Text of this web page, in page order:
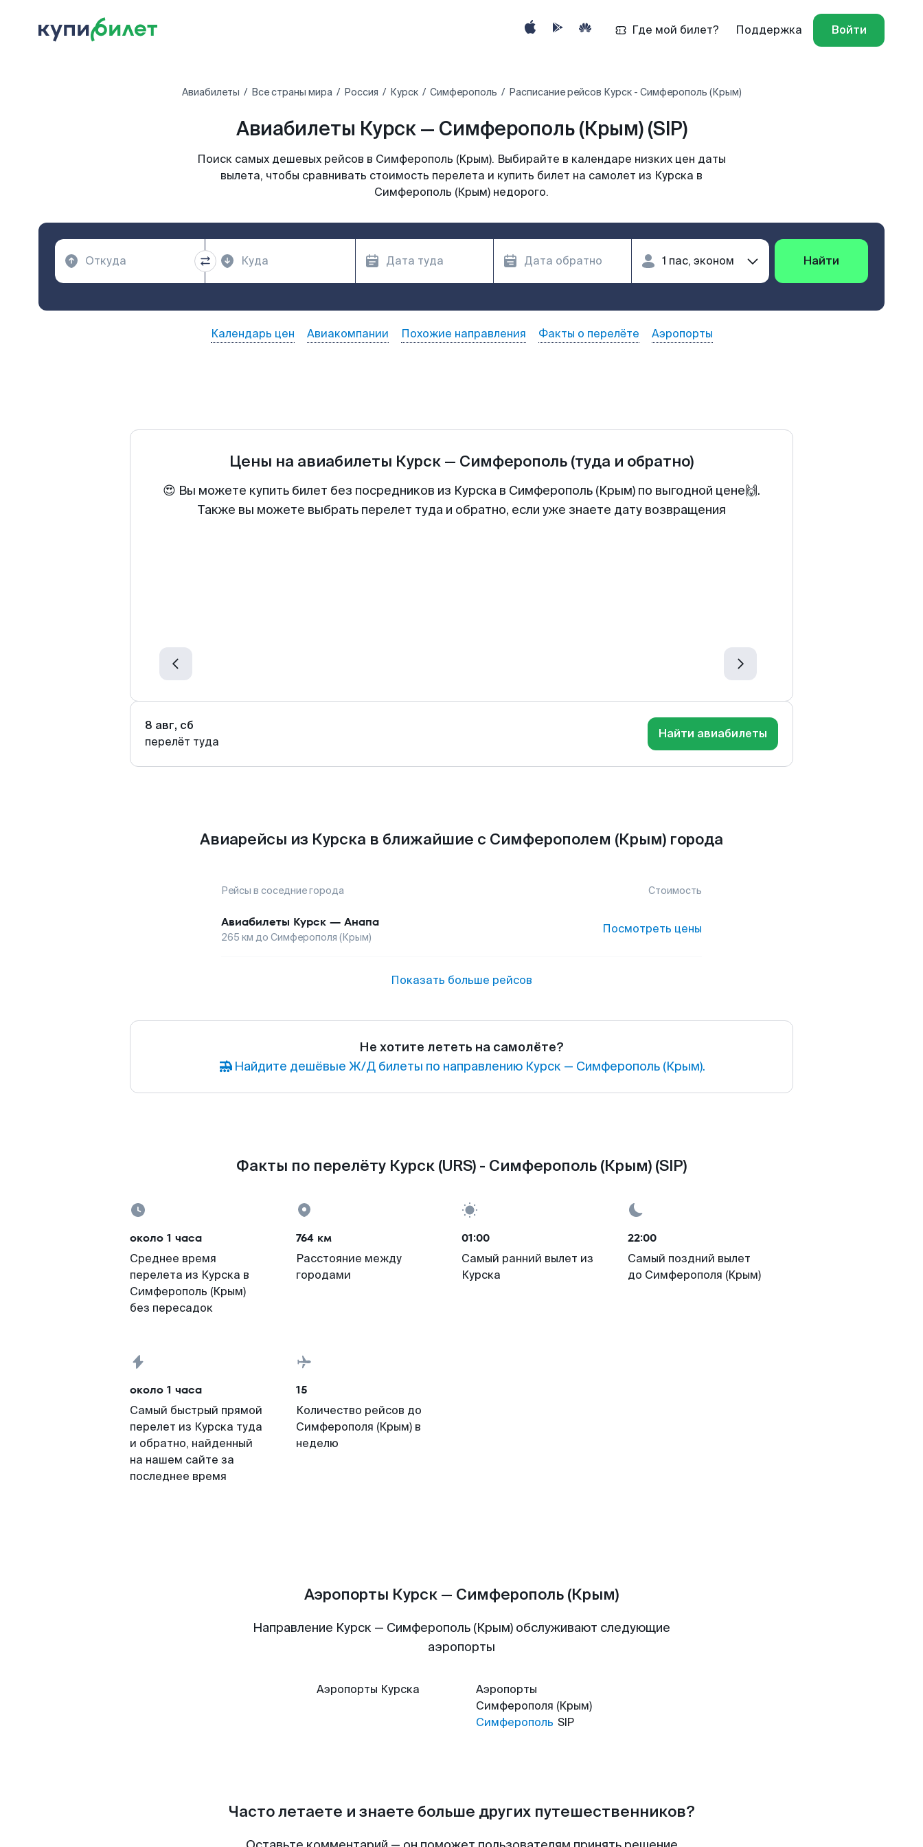
Где мой билет? Поддержка Войти
Авиабилеты Все страны мира Россия Курск Симферополь Расписание рейсов Курск - Симферополь (Крым)
Авиабилеты Курск — Симферополь (Крым) (SIP)
Поиск самых дешевых рейсов в Симферополь (Крым). Выбирайте в календаре низких цен даты
вылета, чтобы сравнивать стоимость перелета и купить билет на самолет из Курска в
Симферополь (Крым) недорого.
Найти
Календарь цен Авиакомпании Похожие направления Факты о перелёте Аэропорты
Цены на авиабилеты Курск — Симферополь (туда и обратно)
😍 Вы можете купить билет без посредников из Курска в Симферополь (Крым) по выгодной цене🙌.
Также вы можете выбрать перелет туда и обратно, если уже знаете дату возвращения
8 авг, сб
перелёт туда
Найти авиабилеты
Авиарейсы из Курска в ближайшие с Симферополем (Крым) города
Рейсы в соседние города Стоимость
Авиабилеты Курск — Анапа
265 км до Симферополя (Крым)
Посмотреть цены
Показать больше рейсов
Не хотите лететь на самолёте?
Найдите дешёвые Ж/Д билеты по направлению Курск — Симферополь (Крым).
Факты по перелёту Курск (URS) - Симферополь (Крым) (SIP)
около 1 часа
Среднее время
перелета из Курска в
Симферополь (Крым)
без пересадок
764 км
Расстояние между
городами
01:00
Самый ранний вылет из
Курска
22:00
Самый поздний вылет
до Симферополя (Крым)
около 1 часа
Самый быстрый прямой
перелет из Курска туда
и обратно, найденный
на нашем сайте за
последнее время
15
Количество рейсов до
Симферополя (Крым) в
неделю
Аэропорты Курск — Симферополь (Крым)
Направление Курск — Симферополь (Крым) обслуживают следующие
аэропорты
Аэропорты Курска
Аэропорты
Симферополя (Крым)
Симферополь SIP
Часто летаете и знаете больше других путешественников?